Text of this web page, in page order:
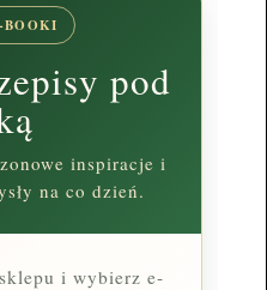
BOOKI
pod
inspiracje i
na co dzień.
i wybierz e-